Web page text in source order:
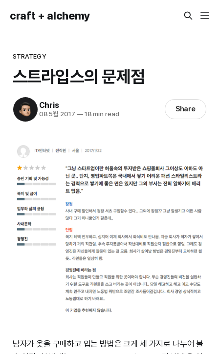
craft + alchemy
STRATEGY
스트라입스의 문제점
Chris
08 5월 2017 —18 min read
Share
남자가 옷을 구매하고 입는 방법은 크게 세 가지로 나누어 볼